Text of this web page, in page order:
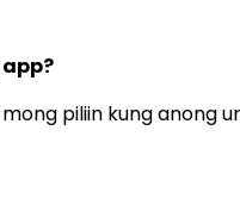
piliin kung anong